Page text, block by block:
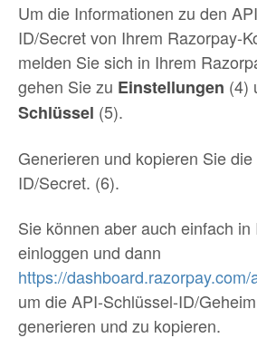
Um die Informationen zu den
ID/Secret von Ihrem Razorpay-
melden Sie sich in Ihrem
gehen Sie zu Einstellungen (4)
Schlüssel (5).
Generieren und kopieren Sie
ID/Secret. (6).
Sie können aber auch einfach in
einloggen und dann
https://dashboard.razorpay.com/
um die API-Schlüssel-ID/
generieren und zu kopieren.